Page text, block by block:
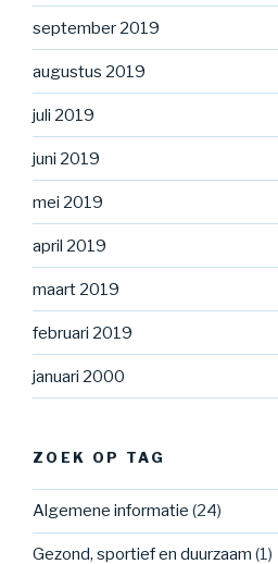
september 2019
augustus 2019
juli 2019
juni 2019
mei 2019
april 2019
maart 2019
februari 2019
januari 2000
ZOEK OP TAG
Algemene informatie (24)
Gezond, sportief en duurzaam (1)